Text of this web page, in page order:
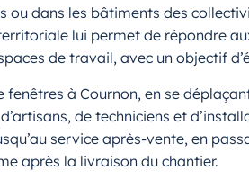
dans les bâtiments des
lui permet de répondre
de travail, avec un objectif
à Cournon, en se
de techniciens et
service après-vente, en
après la livraison du chantier.